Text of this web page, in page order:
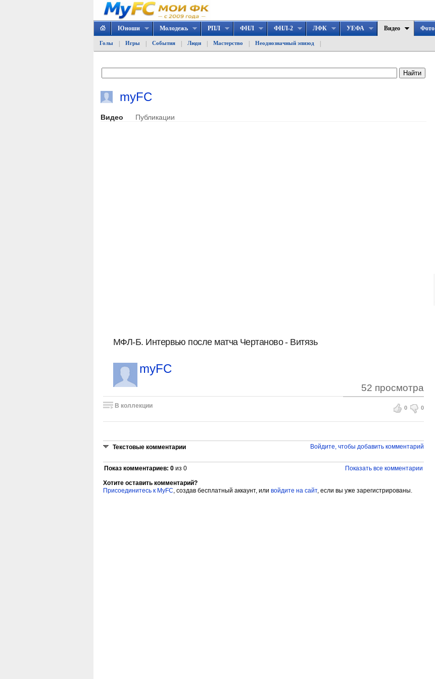
Юноши Молодежь РПЛ ФНЛ ФНЛ-2 ЛФК УЕФА Видео
Голы Игры События Люди Мастерство Неоднозначный эпизод
Фото
myFC
Видео Публикации
МФЛ-Б. Интервью после матча Чертаново - Витязь
myFC
В коллекции
52 просмотра
0 0
Войдите, чтобы добавить комментарий
Текстовые комментарии
Показ комментариев: 0 из 0 Показать все комментарии
Хотите оставить комментарий?
Присоединитесь к MyFC, создав бесплатный аккаунт, или войдите на сайт, если вы уже зарегистрированы.